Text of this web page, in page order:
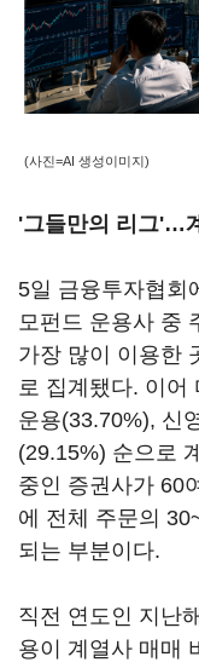
(사진=AI 생성이미지)
'그들만의 리그'…
5일 금융투자협회
모펀드 운용사 중
가장 많이 이용한
로 집계됐다. 이어
운용(33.70%), 신
(29.15%) 순으로
중인 증권사가 60
에 전체 주문의
되는 부분이다.
직전 연도인 지난
용이 계열사 매매